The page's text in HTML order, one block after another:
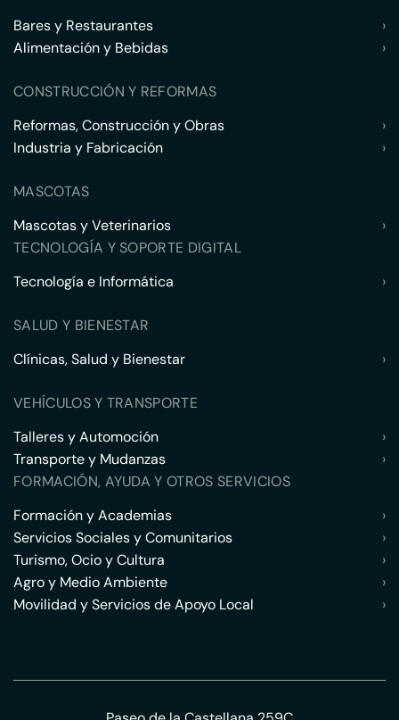
Bares y Restaurantes
›
Alimentación y Bebidas
›
CONSTRUCCIÓN Y REFORMAS
Reformas, Construcción y Obras
›
Industria y Fabricación
›
MASCOTAS
Mascotas y Veterinarios
›
TECNOLOGÍA Y SOPORTE DIGITAL
Tecnología e Informática
›
SALUD Y BIENESTAR
Clínicas, Salud y Bienestar
›
VEHÍCULOS Y TRANSPORTE
Talleres y Automoción
›
Transporte y Mudanzas
›
FORMACIÓN, AYUDA Y OTROS SERVICIOS
Formación y Academias
›
Servicios Sociales y Comunitarios
›
Turismo, Ocio y Cultura
›
Agro y Medio Ambiente
›
Movilidad y Servicios de Apoyo Local
›